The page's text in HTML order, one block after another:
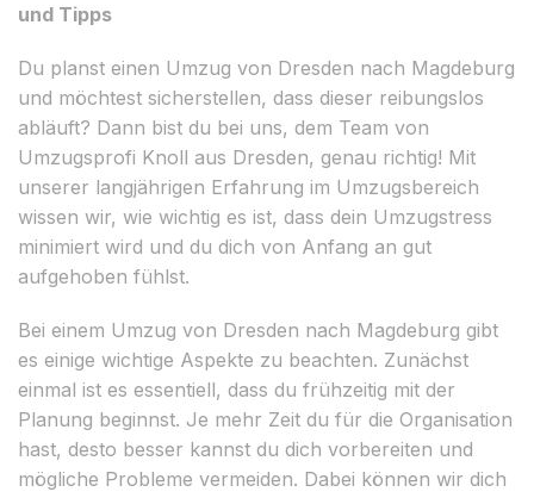
und Tipps
Du planst einen Umzug von Dresden nach Magdeburg
und möchtest sicherstellen, dass dieser reibungslos
abläuft? Dann bist du bei uns, dem Team von
Umzugsprofi Knoll aus Dresden, genau richtig! Mit
unserer langjährigen Erfahrung im Umzugsbereich
wissen wir, wie wichtig es ist, dass dein Umzugstress
minimiert wird und du dich von Anfang an gut
aufgehoben fühlst.
Bei einem Umzug von Dresden nach Magdeburg gibt
es einige wichtige Aspekte zu beachten. Zunächst
einmal ist es essentiell, dass du frühzeitig mit der
Planung beginnst. Je mehr Zeit du für die Organisation
hast, desto besser kannst du dich vorbereiten und
mögliche Probleme vermeiden. Dabei können wir dich